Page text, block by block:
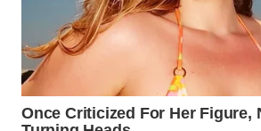
WN
SUMEDANG
WN